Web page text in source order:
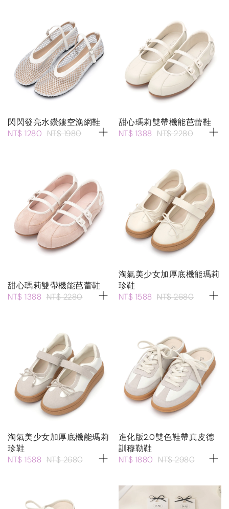
閃閃發亮水鑽鏤空漁網鞋
NT$ 1280 NT$ 1980
甜心瑪莉雙帶機能芭蕾鞋
NT$ 1388 NT$ 2280
甜心瑪莉雙帶機能芭蕾鞋
NT$ 1388 NT$ 2280
淘氣美少女加厚底機能瑪莉
珍鞋
NT$ 1588 NT$ 2680
淘氣美少女加厚底機能瑪莉
珍鞋
NT$ 1588 NT$ 2680
進化版2.0雙色鞋帶真皮德
訓穆勒鞋
NT$ 1880 NT$ 2980